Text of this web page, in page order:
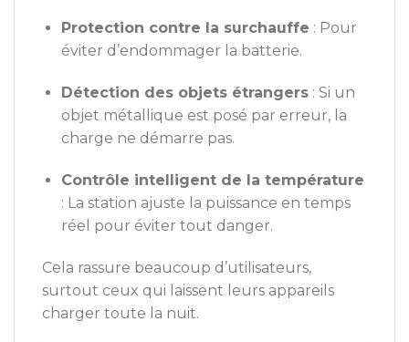
Protection contre la surchauffe : Pour
éviter d’endommager la batterie.
Détection des objets étrangers: Si un
objet métallique est posé par erreur, la
charge ne démarre pas.
Contrôle intelligent de la température
: La station ajuste la puissance en temps
réel pour éviter tout danger.
Cela rassure beaucoup d’utilisateurs,
surtout ceux qui laissent leurs appareils
charger toute la nuit.